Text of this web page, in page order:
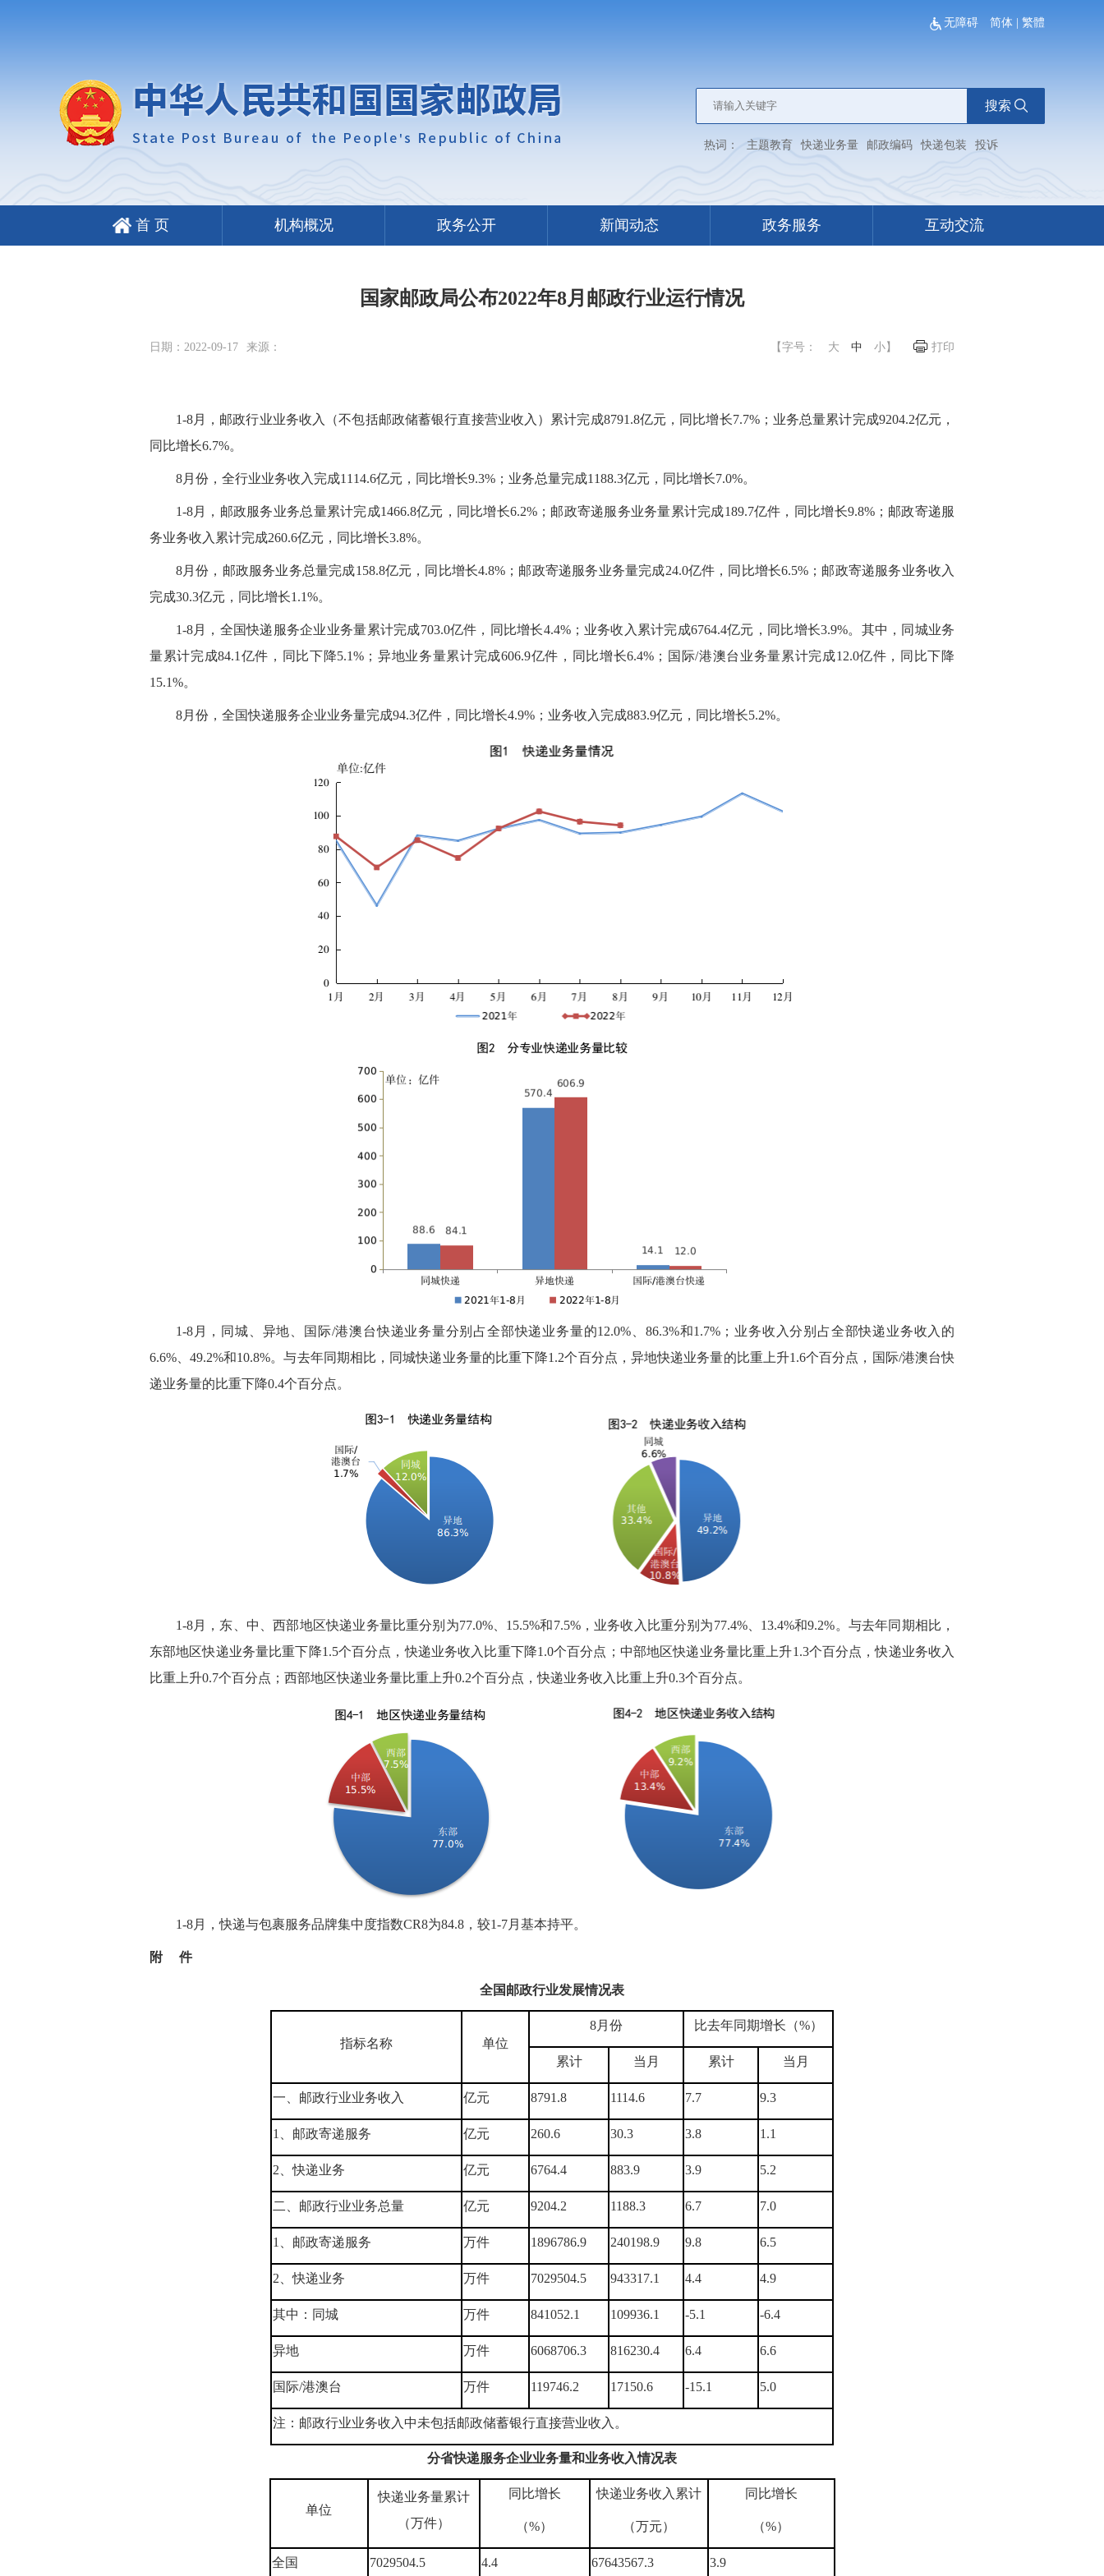
无障碍 简体 繁體
搜索
热词： 主题教育 快递业务量 邮政编码 快递包装 投诉
首 页 机构概况 政务公开 新闻动态 政务服务 互动交流
国家邮政局公布2022年8月邮政行业运行情况
日期：2022-09-17 来源： 打印
【字号： 大 中 小 】
1-8月，邮政行业业务收入（不包括邮政储蓄银行直接营业收入）累计完成8791.8亿元，同比增长7.7%；业务总量累计完成9204.2亿元，
同比增长6.7%。
8月份，全行业业务收入完成1114.6亿元，同比增长9.3%；业务总量完成1188.3亿元，同比增长7.0%。
1-8月，邮政服务业务总量累计完成1466.8亿元，同比增长6.2%；邮政寄递服务业务量累计完成189.7亿件，同比增长9.8%；邮政寄递服
务业务收入累计完成260.6亿元，同比增长3.8%。
8月份，邮政服务业务总量完成158.8亿元，同比增长4.8%；邮政寄递服务业务量完成24.0亿件，同比增长6.5%；邮政寄递服务业务收入
完成30.3亿元，同比增长1.1%。
1-8月，全国快递服务企业业务量累计完成703.0亿件，同比增长4.4%；业务收入累计完成6764.4亿元，同比增长3.9%。其中，同城业务
量累计完成84.1亿件，同比下降5.1%；异地业务量累计完成606.9亿件，同比增长6.4%；国际/港澳台业务量累计完成12.0亿件，同比下降
15.1%。
8月份，全国快递服务企业业务量完成94.3亿件，同比增长4.9%；业务收入完成883.9亿元，同比增长5.2%。
1-8月，同城、异地、国际/港澳台快递业务量分别占全部快递业务量的12.0%、86.3%和1.7%；业务收入分别占全部快递业务收入的
6.6%、49.2%和10.8%。与去年同期相比，同城快递业务量的比重下降1.2个百分点，异地快递业务量的比重上升1.6个百分点，国际/港澳台快
递业务量的比重下降0.4个百分点。
1-8月，东、中、西部地区快递业务量比重分别为77.0%、15.5%和7.5%，业务收入比重分别为77.4%、13.4%和9.2%。与去年同期相比，
东部地区快递业务量比重下降1.5个百分点，快递业务收入比重下降1.0个百分点；中部地区快递业务量比重上升1.3个百分点，快递业务收入
比重上升0.7个百分点；西部地区快递业务量比重上升0.2个百分点，快递业务收入比重上升0.3个百分点。
1-8月，快递与包裹服务品牌集中度指数CR8为84.8，较1-7月基本持平。
附 件
全国邮政行业发展情况表
指标名称 单位
8月份 比去年同期增长（%）
累计 当月 累计 当月
一、邮政行业业务收入 亿元 8791.8 1114.6 7.7 9.3
1、邮政寄递服务 亿元 260.6 30.3 3.8 1.1
2、快递业务 亿元 6764.4 883.9 3.9 5.2
二、邮政行业业务总量 亿元 9204.2 1188.3 6.7 7.0
1、邮政寄递服务 万件 1896786.9 240198.9 9.8 6.5
2、快递业务 万件 7029504.5 943317.1 4.4 4.9
其中：同城 万件 841052.1 109936.1 -5.1 -6.4
异地 万件 6068706.3 816230.4 6.4 6.6
国际/港澳台 万件 119746.2 17150.6 -15.1 5.0
注：邮政行业业务收入中未包括邮政储蓄银行直接营业收入。
分省快递服务企业业务量和业务收入情况表
单位
快递业务量累计
（万件）
同比增长
（%）
快递业务收入累计
（万元）
同比增长
（%）
全国 7029504.5 4.4 67643567.3 3.9